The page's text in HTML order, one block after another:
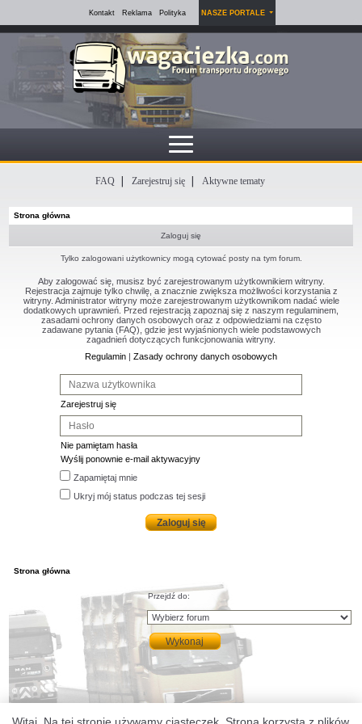
Kontakt Reklama Polityka NASZE PORTALE
FAQ Zarejestruj się Aktywne tematy
Strona główna
Zaloguj się
Tylko zalogowani użytkownicy mogą cytować posty na tym forum.
Aby zalogować się, musisz być zarejestrowanym użytkownikiem witryny.
Rejestracja zajmuje tylko chwilę, a znacznie zwiększa możliwości korzystania z
witryny. Administrator witryny może zarejestrowanym użytkownikom nadać wiele
dodatkowych uprawnień. Przed rejestracją zapoznaj się z naszym regulaminem,
zasadami ochrony danych osobowych oraz z odpowiedziami na często
zadawane pytania (FAQ), gdzie jest wyjaśnionych wiele podstawowych
zagadnień dotyczących funkcjonowania witryny.
Regulamin | Zasady ochrony danych osobowych
Zarejestruj się
Nie pamiętam hasła
Wyślij ponownie e-mail aktywacyjny
Zapamiętaj mnie
Ukryj mój status podczas tej sesji
Strona główna
Przejdź do: